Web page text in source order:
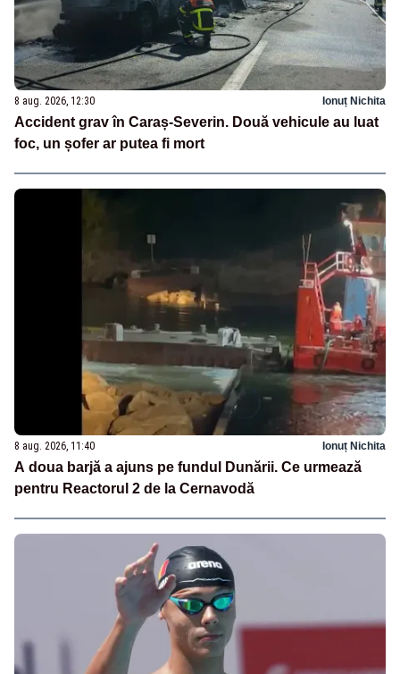
8 aug. 2026, 12:30 Ionuț Nichita
Accident grav în Caraș-Severin. Două vehicule au luat
foc, un șofer ar putea fi mort
8 aug. 2026, 11:40 Ionuț Nichita
A doua barjă a ajuns pe fundul Dunării. Ce urmează
pentru Reactorul 2 de la Cernavodă